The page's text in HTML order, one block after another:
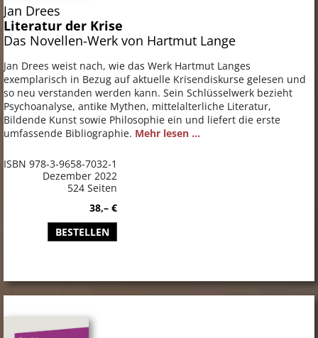
Jan Drees
Literatur der Krise
Das Novellen-Werk von Hartmut Lange
Jan Drees weist nach, wie das Werk Hartmut Langes
exemplarisch in Bezug auf aktuelle Krisendiskurse gelesen und
so neu verstanden werden kann. Sein Schlüsselwerk bezieht
Psychoanalyse, antike Mythen, mittelalterliche Literatur,
Bildende Kunst sowie Philosophie ein und liefert die erste
umfassende Bibliographie. Mehr lesen ...
ISBN 978-3-9658-7032-1
Dezember 2022
524 Seiten
38,– €
BESTELLEN